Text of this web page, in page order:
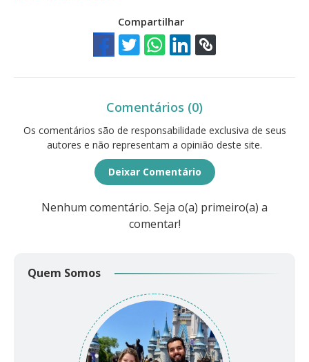
Compartilhar
Comentários (0)
Os comentários são de responsabilidade exclusiva de seus
autores e não representam a opinião deste site.
Deixar Comentário
Nenhum comentário. Seja o(a) primeiro(a) a
comentar!
Quem Somos